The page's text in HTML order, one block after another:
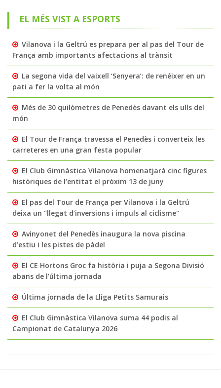
EL MÉS VIST A ESPORTS
Vilanova i la Geltrú es prepara per al pas del Tour de
França amb importants afectacions al trànsit
La segona vida del vaixell ‘Senyera’: de renéixer en un
pati a fer la volta al món
Més de 30 quilòmetres de Penedès davant els ulls del
món
El Tour de França travessa el Penedès i converteix les
carreteres en una gran festa popular
El Club Gimnàstica Vilanova homenatjarà cinc figures
històriques de l’entitat el pròxim 13 de juny
El pas del Tour de França per Vilanova i la Geltrú
deixa un "llegat d’inversions i impuls al ciclisme"
Avinyonet del Penedès inaugura la nova piscina
d’estiu i les pistes de pàdel
El CE Hortons Groc fa història i puja a Segona Divisió
abans de l’última jornada
Última jornada de la Lliga Petits Samurais
El Club Gimnàstica Vilanova suma 44 podis al
Campionat de Catalunya 2026